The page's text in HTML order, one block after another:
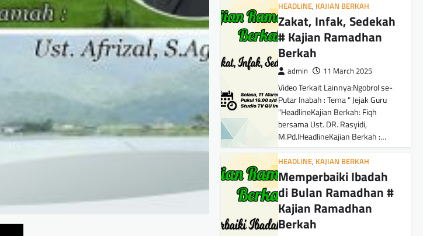
HEADLINE, KAJIAN BERKAH
Zakat, Infak, Sedekah
# Kajian Ramadhan
Berkah
admin 11 March 2025
Video Terkait Lainnya:Ngobrol se-
Putar Inabah : Tema " Jejak Guru
"HeadlineKajian Berkah: Fiqh
bersama Ust. DR. Rasyidi,
M.Pd.IHeadlineKajian Berkah :…
HEADLINE, KAJIAN BERKAH
Memperbaiki Ibadah
di Bulan Ramadhan #
Kajian Ramadhan
Berkah